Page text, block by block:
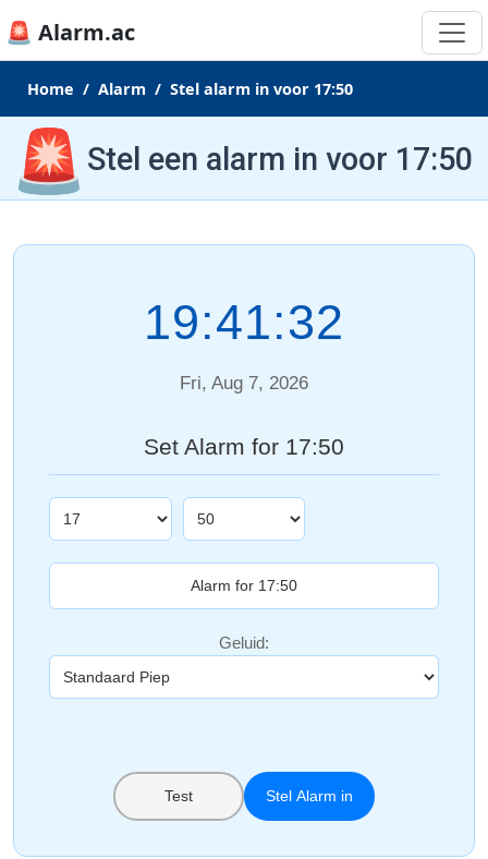
🚨 Alarm.ac
Home Alarm Stel alarm in voor 17:50
🚨 Stel een alarm in voor 17:50
19:41:32
Fri, Aug 7, 2026
Set Alarm for 17:50
Geluid:
Test Stel Alarm in